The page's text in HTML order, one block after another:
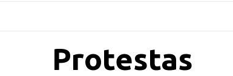
Protestas